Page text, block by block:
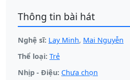
Thông tin bài hát
Nghệ sĩ: Lay Minh, Mai Nguyễn
Thể loại: Trẻ
Nhịp - Điệu: Chưa chọn